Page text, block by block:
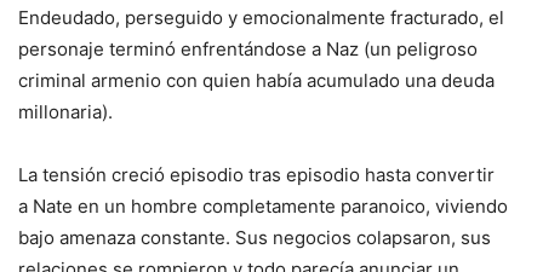
Endeudado, perseguido y emocionalmente fracturado, el
personaje terminó enfrentándose a Naz (un peligroso
criminal armenio con quien había acumulado una deuda
millonaria).
La tensión creció episodio tras episodio hasta convertir
a Nate en un hombre completamente paranoico, viviendo
bajo amenaza constante. Sus negocios colapsaron, sus